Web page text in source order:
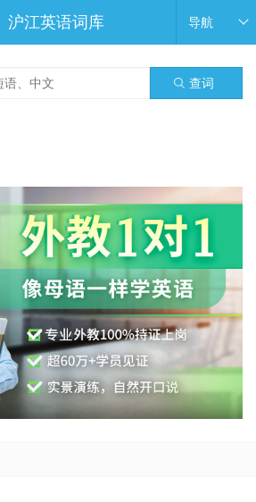
沪江英语词库 导航
查词